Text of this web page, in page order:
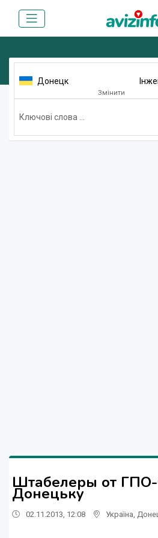
Донецк
Змінити
Штабелеры от
Донецьку
02.11.2013, 12:08 Україна